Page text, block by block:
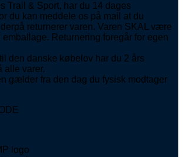
Trail & Sport, har du 14 dages
du kan meddele os på mail at du
returnerer varen. Varen SKAL være
Returnering foregår for egen
den danske købelov har du 2 års
alle varer.
gælder fra den dag du fysisk modtager